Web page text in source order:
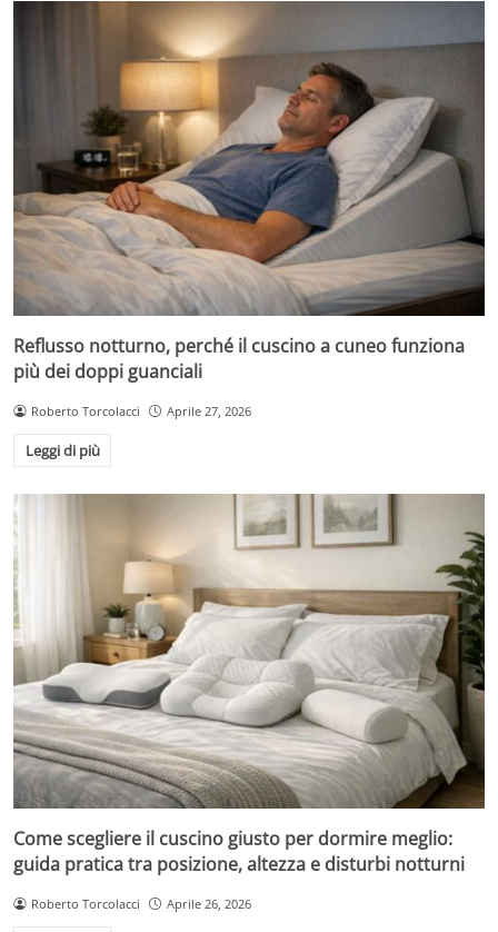
Reflusso notturno, perché il cuscino a cuneo funziona
più dei doppi guanciali
Roberto Torcolacci Aprile 27, 2026
Leggi di più
Come scegliere il cuscino giusto per dormire meglio:
guida pratica tra posizione, altezza e disturbi notturni
Roberto Torcolacci Aprile 26, 2026